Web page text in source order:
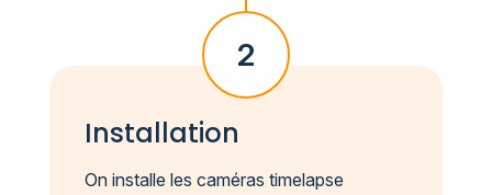
2
Installation
On installe les caméras timelapse